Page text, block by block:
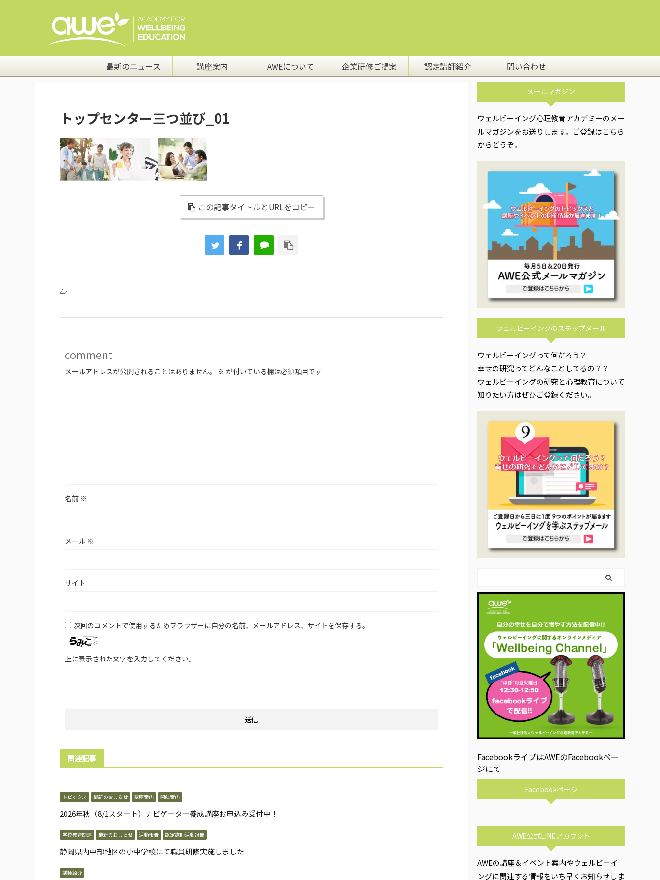
最新のニュース 講座案内 AWEについて 企業研修ご提案 認定講師紹介 問い合わせ
トップセンター三つ並び_01
この記事タイトルとURLをコピー
-
comment
メールアドレスが公開されることはありません。 ※ が付いている欄は必須項目です
名前 ※
メール ※
サイト
次回のコメントで使用するためブラウザーに自分の名前、メールアドレス、サイトを保存する。
上に表示された文字を入力してください。
関連記事
トピックス 最新のおしらせ 講座案内 開催案内
2026年秋（8/1スタート）ナビゲーター養成講座お申込み受付中！
学校教育関連 最新のおしらせ 活動報告 認定講師活動報告
静岡県内中部地区の小中学校にて職員研修実施しました
講師紹介
メールマガジン
ウェルビーイング心理教育アカデミーのメー
ルマガジンをお送りします。ご登録はこちら
からどうぞ。
ウェルビーイングのステップメール
ウェルビーイングって何だろう？
幸せの研究ってどんなことしてるの？？
ウェルビーイングの研究と心理教育について
知りたい方はぜひご登録ください。
FacebookライブはAWEのFacebookペー
ジにて
Facebookページ
AWE公式LINEアカウント
AWEの講座＆イベント案内やウェルビーイ
ングに関連する情報をいち早くお知らせしま